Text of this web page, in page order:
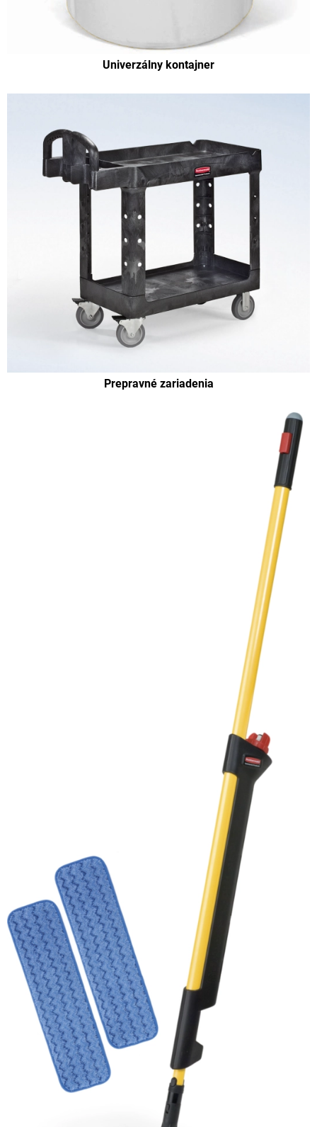
Univerzálny kontajner
Prepravné zariadenia